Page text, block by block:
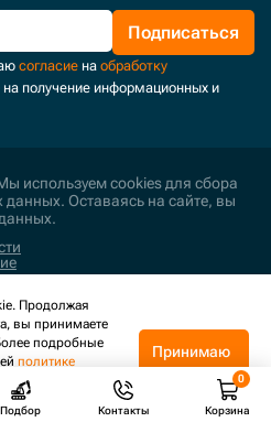
Подписаться
согласие на обработку
на получение информационных и
используем cookies для сбора
Оставаясь на сайте, вы
данных
Подбор Контакты Корзина
Продолжая
вы принимаете
подробные
политике
.
Принимаю